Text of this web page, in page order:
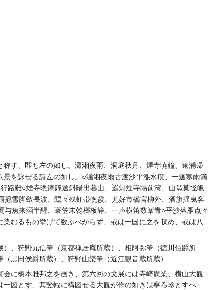
す、即ち左の如し。瀟湘夜雨、洞庭秋月、煙寺暁鐘、遠浦帰
を詠ぜる詩左の如し。○瀟湘夜雨古渡沙平漲水痕、一蓬寒雨滴
路難○煙寺晩鐘鐘送斜陽出暮山、遥知煙寺隔前湾、山翁莫怪皈
雪脚斂長波、隠々残虹帯晩霞、尤好市橋官柳外、酒旗揺曳客
魚来酒半醒、蓑笠未乾榔板静、一声横笛数峯青○平沙落雁点々
むるもの挙げて数ふべからず、或は一国に之を収め、或は八
、狩野元信筆（京都禅居庵所蔵）、相阿弥筆（徳川伯爵所
黒田侯爵所蔵）、狩野山樂筆（近江観音蔵所蔵）
に橋本雅邦之を画き、第六回の文展には寺崎廣業、横山大観
図とす、其竪幅に構図せる大観が作の如きは寧ろ珍とすべ